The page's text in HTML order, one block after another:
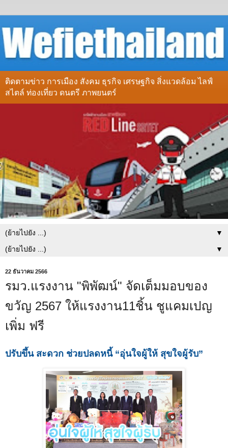
ติดตามข่าว การเมือง สังคม ธุรกิจ เศรษฐกิจ สิ่งแวดล้อม ไลฟ์
สไตล์ ท่องเที่ยว ดนตรี ภาพยนตร์
▼
▼
22 ธันวาคม 2566
รมว.แรงงาน "พิพัฒน์" จัดเต็มมอบของ
ขวัญ 2567 ให้แรงงาน11ชิ้น ชูแคมเปญ
เพิ่ม ฟรี
ปรับขึ้น สะดวก ช่วยปลดหนี้ “อุ่นใจผู้ให้ สุขใจผู้รับ”